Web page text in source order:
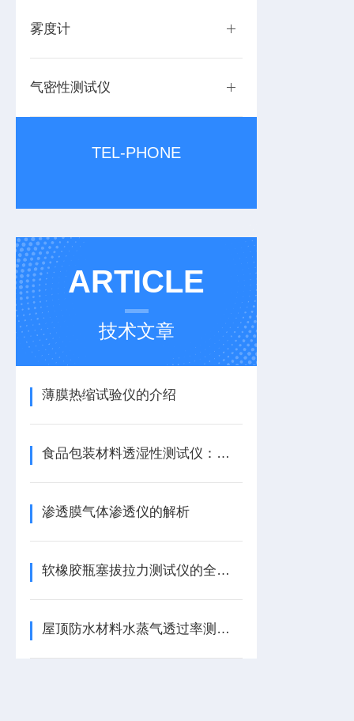
雾度计
气密性测试仪
TEL-PHONE
ARTICLE
技术文章
薄膜热缩试验仪的介绍
食品包装材料透湿性测试仪：解析
渗透膜气体渗透仪的解析
软橡胶瓶塞拔拉力测试仪的全面解析
屋顶防水材料水蒸气透过率测试仪的应用